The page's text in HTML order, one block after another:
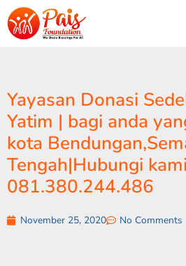
Yayasan Donasi
Yatim | bagi anda
kota
Tengah|Hubungi
081.380.244.486
November 25, 2020 No Comments